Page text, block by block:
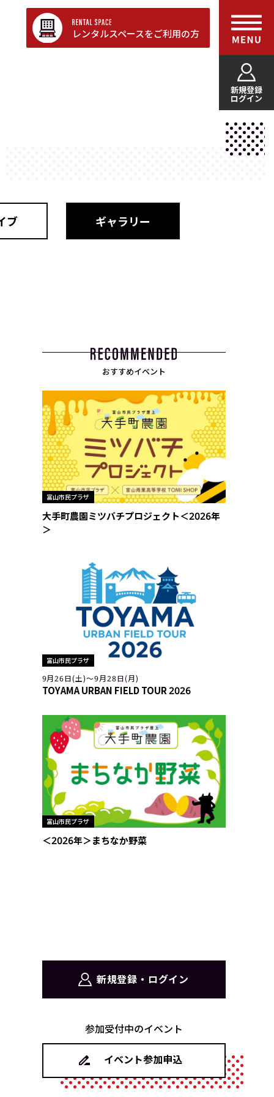
新規登録
ログイン
レンタルスペースをご利用の方
ブ ギャラリー
おすすめイベント
富山市民プラザ
大手町農園ミツバチプロジェクト＜2026年
＞
富山市民プラザ
9月26日(土)〜9月28日(月)
TOYAMA URBAN FIELD TOUR 2026
富山市民プラザ
＜2026年＞まちなか野菜
新規登録・ログイン
参加受付中のイベント
イベント参加申込